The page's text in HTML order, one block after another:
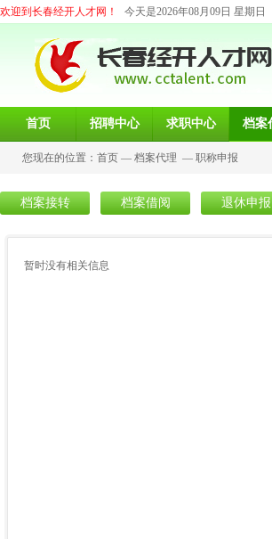
欢迎到长春经开人才网！ 今天是2026年08月09日 星期日
首页 招聘中心 求职中心 档案
您现在的位置： 首页 — 档案代理 — 职称申报
档案接转 档案借阅 退休申报
暂时没有相关信息